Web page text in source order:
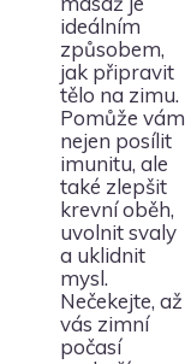
ideálním
způsobem,
jak připravit
tělo na zimu.
Pomůže vám
nejen posílit
imunitu, ale
také zlepšit
krevní oběh,
uvolnit svaly
a uklidnit
mysl.
Nečekejte, až
vás zimní
počasí